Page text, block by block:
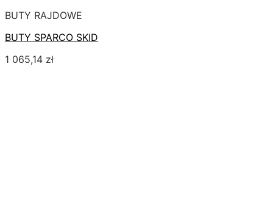
BUTY RAJDOWE
BUTY SPARCO SKID
1 065,14 zł